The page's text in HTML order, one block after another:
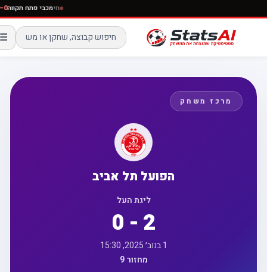
חימכבי פתח
☰
מרכז משחק
הפועל תל אביב
ליגת העל
0 - 2
מחזור 9